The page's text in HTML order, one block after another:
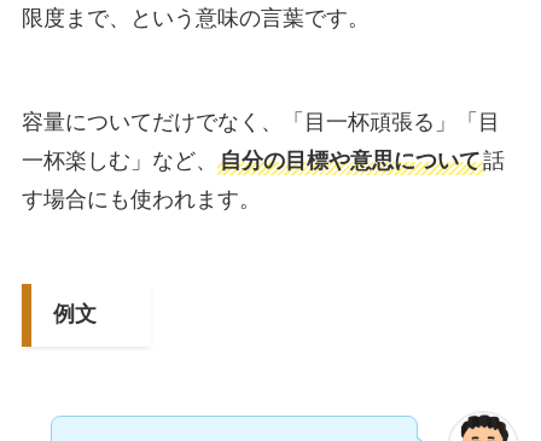
限度まで、という意味の言葉です。
容量についてだけでなく、「目一杯頑張る」「目
一杯楽しむ」など、 自分の目標や意思について話
す場合にも使われます。
例文